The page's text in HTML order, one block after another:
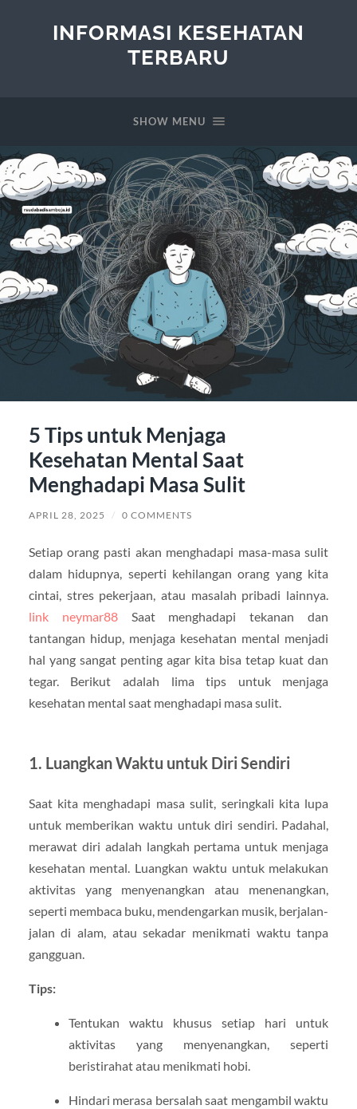
INFORMASI KESEHATAN
TERBARU
SHOW MENU
5 Tips untuk Menjaga
Kesehatan Mental Saat
Menghadapi Masa Sulit
APRIL 28, 2025 / 0 COMMENTS
Setiap orang pasti akan menghadapi masa-masa sulit
dalam hidupnya, seperti kehilangan orang yang kita
cintai, stres pekerjaan, atau masalah pribadi lainnya.
link neymar88Saat menghadapi tekanan dan
tantangan hidup, menjaga kesehatan mental menjadi
hal yang sangat penting agar kita bisa tetap kuat dan
tegar. Berikut adalah lima tips untuk menjaga
kesehatan mental saat menghadapi masa sulit.
1. Luangkan Waktu untuk Diri Sendiri
Saat kita menghadapi masa sulit, seringkali kita lupa
untuk memberikan waktu untuk diri sendiri. Padahal,
merawat diri adalah langkah pertama untuk menjaga
kesehatan mental. Luangkan waktu untuk melakukan
aktivitas yang menyenangkan atau menenangkan,
seperti membaca buku, mendengarkan musik, berjalan-
jalan di alam, atau sekadar menikmati waktu tanpa
gangguan.
Tips:
Tentukan waktu khusus setiap hari untuk
aktivitas yang menyenangkan, seperti
beristirahat atau menikmati hobi.
Hindari merasa bersalah saat mengambil waktu